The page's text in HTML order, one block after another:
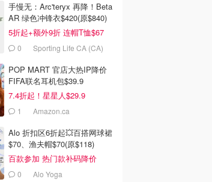
手慢无：Arc'teryx 再降！Beta
AR 绿色冲锋衣$420(原$840)
5折起+额外9折 连帽T恤$67
0 Sporting Life CA (CA)
POP MART 官店大热IP降价
FIFA联名耳机包$39.9
7.4折起！星星人$29.9
1 Amazon.ca
Alo 折扣区6折起💥百搭网球裙
$70、渔夫帽$70(原$118)
百款参加 热门款补码降价
0 Alo Yoga